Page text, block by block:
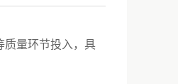
质量环节投入，具